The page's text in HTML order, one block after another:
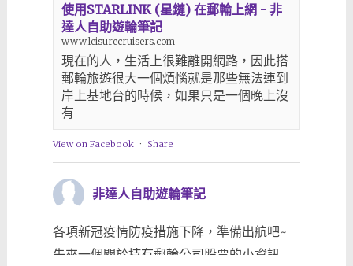
使用STARLINK (星鏈) 在郵輪上網 - 非
達人自助遊輪筆記
www.leisurecruisers.com
現在的人，生活上很難離開網路，因此搭
郵輪旅遊很大一個煩惱就是那些無法連到
岸上基地台的時候，如果只是一個晚上沒
有
View on Facebook · Share
非達人自助遊輪筆記
各項新冠疫情防疫措施下降，準備出航吧~
先來一個關於持有郵輪公司股票的小資訊